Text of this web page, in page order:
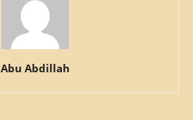
Abu Abdillah